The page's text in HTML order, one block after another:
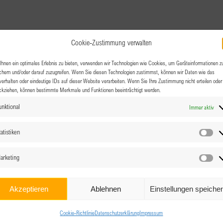
Cookie-Zustimmung verwalten
ein optimales Erlebnis zu bieten, verwenden wir Technologien wie Cookies, um Geräteinformationen
und/oder darauf zuzugreifen. Wenn Sie diesen Technologien zustimmst, können wir Daten wie das
oder eindeutige IDs auf dieser Website verarbeiten. Wenn Sie Ihre Zustimmung nicht erteilen oder
können bestimmte Merkmale und Funktionen beeinträchtigt werden.
Immer aktiv
Akzeptieren Ablehnen Einstellungen
Cookie-RichtlinieDatenschutzerklärungImpressum